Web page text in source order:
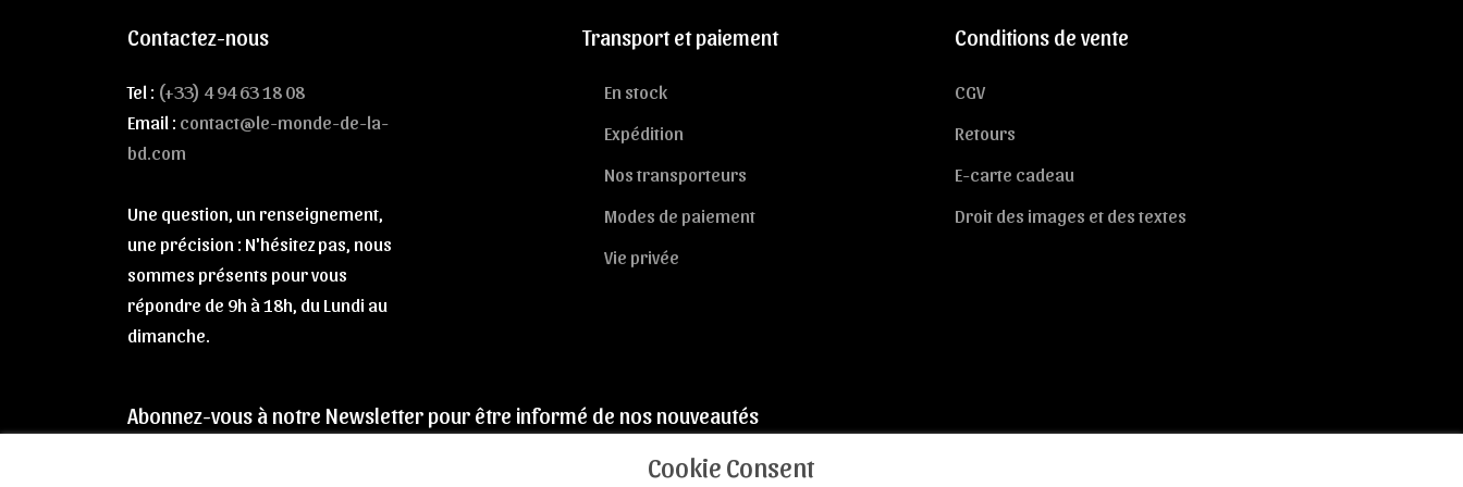
Contactez-nous
Tel : (+33) 4 94 63 18 08
Email : contact@le-monde-de-la-
bd.com
Une question, un renseignement,
une précision : N'hésitez pas, nous
sommes présents pour vous
répondre de 9h à 18h, du Lundi au
dimanche.
Transport et paiement
En stock
Expédition
Nos transporteurs
Modes de paiement
Vie privée
Conditions de vente
CGV
Retours
E-carte cadeau
Droit des images et des textes
Abonnez-vous à notre Newsletter pour être informé de nos nouveautés
Cookie Consent